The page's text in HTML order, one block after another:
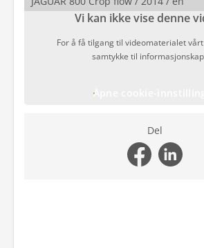
Vi kan ikke vise denne
For å få tilgang til videomaterialet
samtykke til
Åpne cookie-
Del